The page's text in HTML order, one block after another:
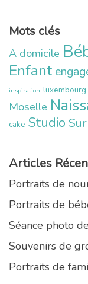
Mots clés
A domicile
Enfant
inspiration luxembourg
Moselle
cake Studio
Articles
Portraits de
Portraits de
Séance photo
Souvenirs de
Portraits de